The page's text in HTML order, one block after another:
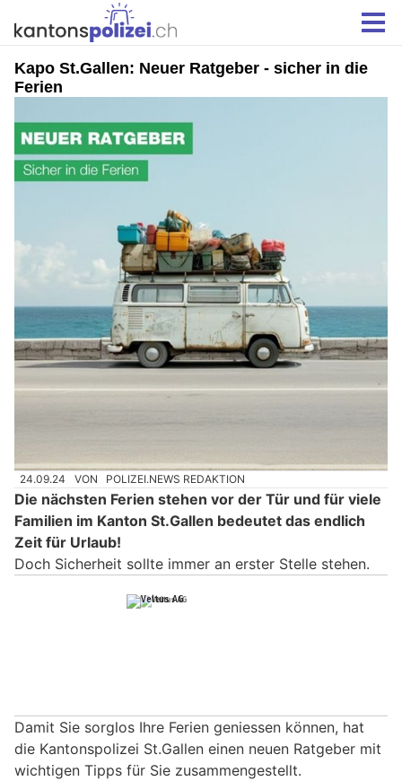
Kapo St.Gallen: Neuer Ratgeber - sicher in die
Ferien
24.09.24 VON POLIZEI.NEWS REDAKTION
Die nächsten Ferien stehen vor der Tür und für viele
Familien im Kanton St.Gallen bedeutet das endlich
Zeit für Urlaub!
Doch Sicherheit sollte immer an erster Stelle stehen.
Damit Sie sorglos Ihre Ferien geniessen können, hat
die Kantonspolizei St.Gallen einen neuen Ratgeber mit
wichtigen Tipps für Sie zusammengestellt.